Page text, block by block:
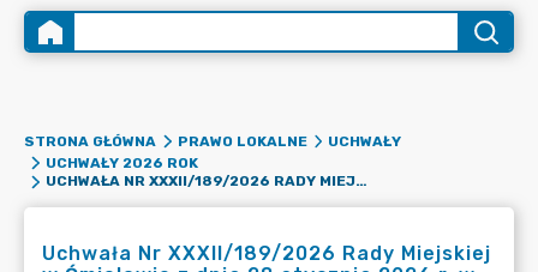
STRONA GŁÓWNA PRAWO LOKALNE
UCHWAŁY
UCHWAŁY 2026 ROK
UCHWAŁA NR XXXII/189/2026 RADY MIEJSKIEJ W ĆMIELOWIE Z DNIA 28 STYCZNIA 2026 R. W SPRAWIE WYODRĘBNIENIA ŚRODKÓW NA WSPIERANIE DOSKONALENIA ZAWODOWEGO NAUCZYCIELI, USTALENIA PLANU FINANSOWEGO FORM DOSKONALENIA ZAWODOWEGO NAUCZYCIELI ORAZ USTALENIA MAKSYMALNEJ KWOTY DOFINANSOWANIA OPŁAT W 2026 ROKU ZA KSZTAŁCENIE NAUCZYCIELI ZATRUDNIONYCH W SZKOŁACH, DLA KTÓRYCH ORGANEM PROWADZĄCYM JEST GMINA ĆMIELÓW.
Uchwała Nr XXXII/189/2026 Rady Miejskiej